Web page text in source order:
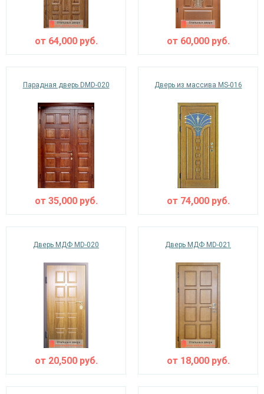
от 64,000руб. от 60,000руб.
Парадная дверь DMD-020
от 35,000руб.
Дверь из массива MS-016
от 74,000руб.
Дверь МДФ MD-020
от 20,500руб.
Дверь МДФ MD-021
от 18,000руб.